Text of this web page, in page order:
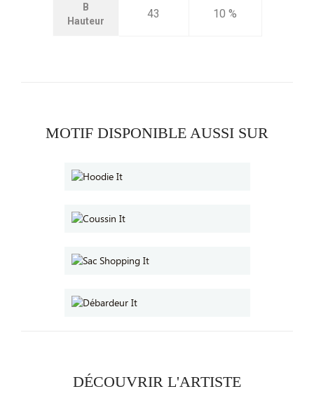
B
Hauteur
43 10 %
MOTIF DISPONIBLE AUSSI SUR
DÉCOUVRIR L'ARTISTE